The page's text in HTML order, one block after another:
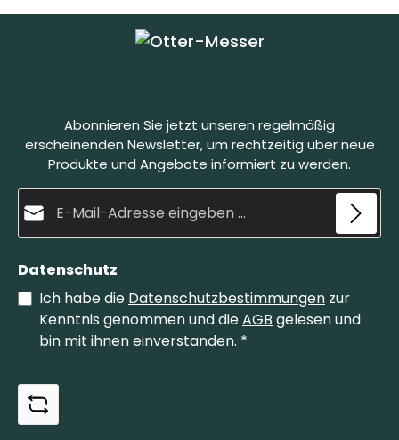
Dunkelbraun
Abonnieren Sie jetzt unseren regelmäßig
erscheinenden Newsletter, um rechtzeitig über neue
Produkte und Angebote informiert zu werden.
Datenschutz
Ich habe die Datenschutzbestimmungen zur
Kenntnis genommen und dieAGB gelesen und
bin mit ihnen einverstanden. *